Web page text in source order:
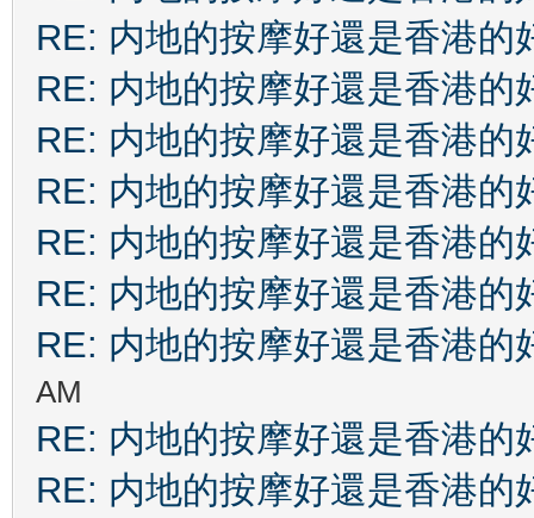
RE: 内地的按摩好還是香港的
RE: 内地的按摩好還是香港的
RE: 内地的按摩好還是香港的
RE: 内地的按摩好還是香港的
RE: 内地的按摩好還是香港的
RE: 内地的按摩好還是香港的
RE: 内地的按摩好還是香港的
AM
RE: 内地的按摩好還是香港的
RE: 内地的按摩好還是香港的